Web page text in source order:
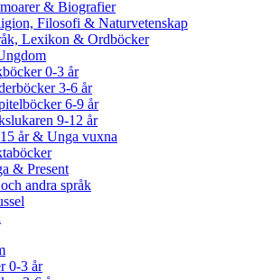
& Biografier
Filosofi & Naturvetenskap
Lexikon & Ordböcker
0-3 år
3-6 år
6-9 år
9-12 år
år & Unga vuxna
& Present
andra språk
0-3 år